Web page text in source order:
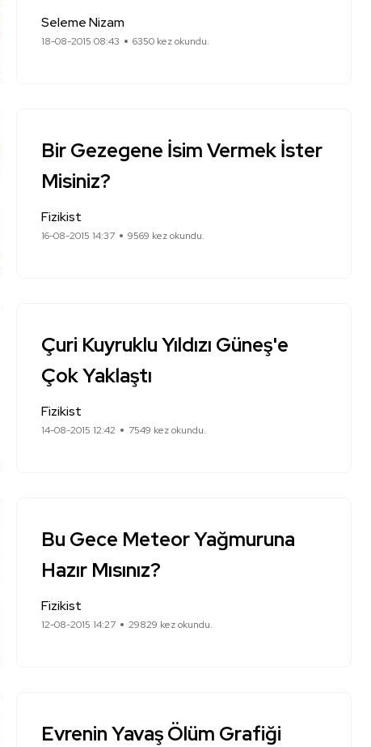
Seleme Nizam
18-08-2015 08:43 6350 kez okundu.
Bir Gezegene İsim Vermek İster
Misiniz?
Fizikist
16-08-2015 14:37 9569 kez okundu.
Çuri Kuyruklu Yıldızı Güneş'e
Çok Yaklaştı
Fizikist
14-08-2015 12:42 7549 kez okundu.
Bu Gece Meteor Yağmuruna
Hazır Mısınız?
Fizikist
12-08-2015 14:27 29829 kez okundu.
Evrenin Yavaş Ölüm Grafiği